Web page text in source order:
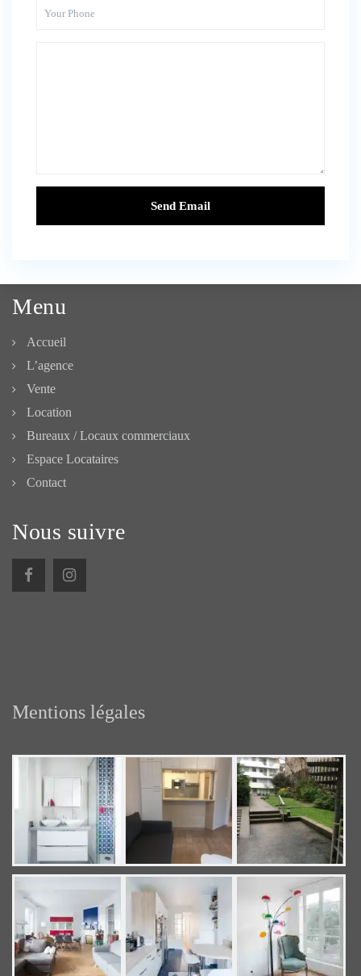
Menu
Accueil
L’agence
Vente
Location
Bureaux / Locaux commerciaux
Espace Locataires
Contact
Nous suivre
Mentions légales